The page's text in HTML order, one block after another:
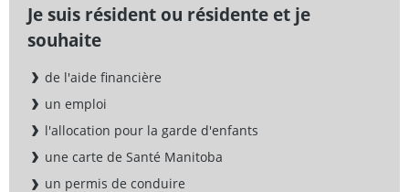
Je suis résident ou résidente et je
souhaite
de l'aide financière
un emploi
l'allocation pour la garde d'enfants
une carte de Santé Manitoba
un permis de conduire